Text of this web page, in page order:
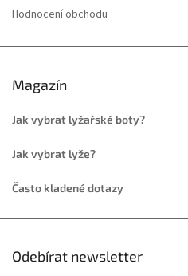
Hodnocení obchodu
Magazín
Jak vybrat lyžařské boty?
Jak vybrat lyže?
Často kladené dotazy
Odebírat newsletter